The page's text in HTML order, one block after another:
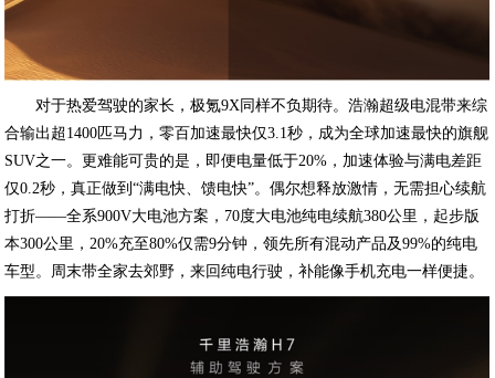
对于热爱驾驶的家长，极氪9X同样不负期待。浩瀚超级电混带来综
合输出超1400匹马力，零百加速最快仅3.1秒，成为全球加速最快的旗舰
SUV之一。更难能可贵的是，即便电量低于20%，加速体验与满电差距
仅0.2秒，真正做到“满电快、馈电快”。偶尔想释放激情，无需担心续航
打折——全系900V大电池方案，70度大电池纯电续航380公里，起步版
本300公里，20%充至80%仅需9分钟，领先所有混动产品及99%的纯电
车型。周末带全家去郊野，来回纯电行驶，补能像手机充电一样便捷。